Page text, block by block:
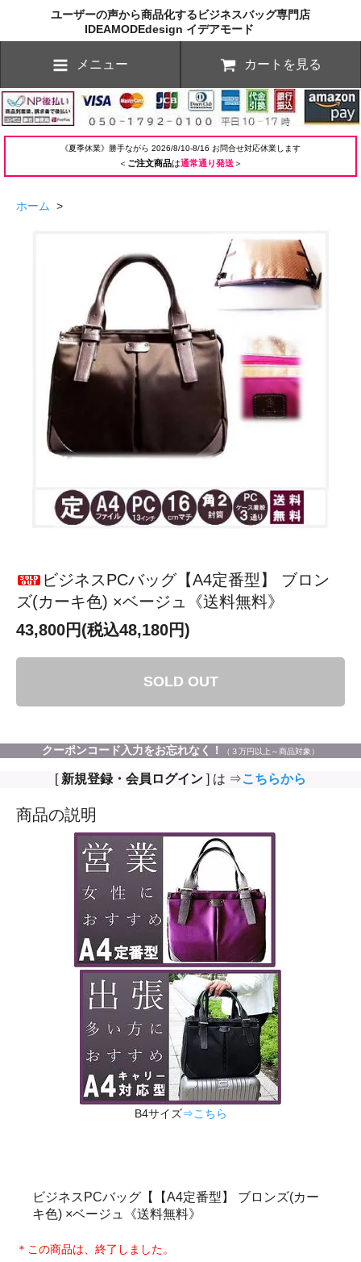
ユーザーの声から商品化するビジネスバッグ専門店
IDEAMODEdesign イデアモード
メニュー カートを見る
《夏季休業》勝手ながら 2026/8/10-8/16 お問合せ対応休業します
＜ ご注文商品は通常通り発送＞
ホーム >
ビジネスPCバッグ【A4定番型】 ブロン
ズ(カーキ色) ×ベージュ《送料無料》
43,800円(税込48,180円)
SOLD OUT
クーポンコード入力をお忘れなく！ （３万円以上～商品対象）
[ 新規登録・会員ログイン ] は ⇒こちらから
商品の説明
B4サイズ⇒こちら
ビジネスPCバッグ【【A4定番型】 ブロンズ(カー
キ色) ×ベージュ《送料無料》
＊この商品は、終了しました。